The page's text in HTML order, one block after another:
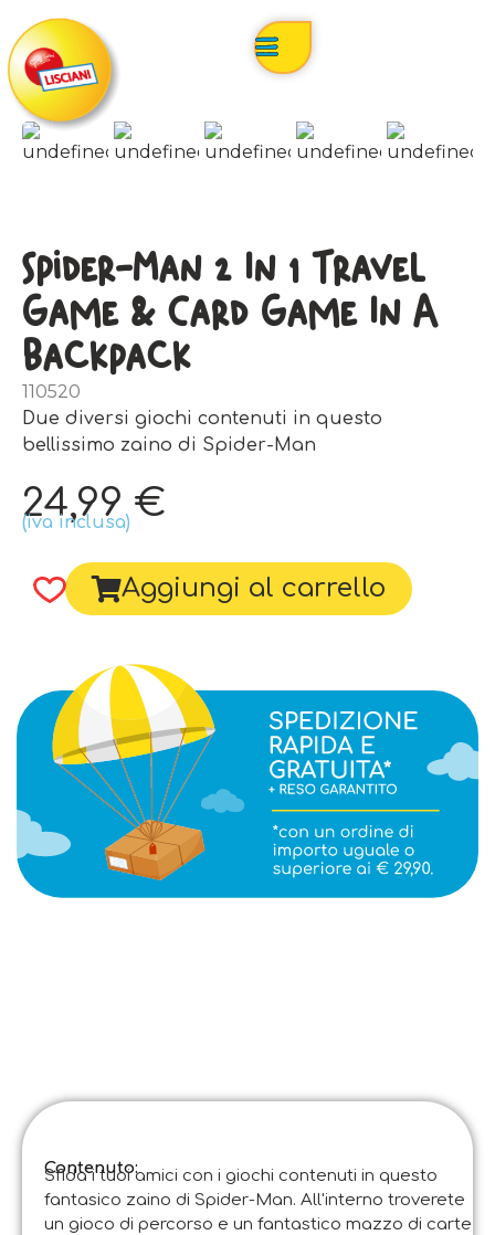
Spider-Man 2 In 1 Travel
Game & Card Game In A
Backpack
110520
Due diversi giochi contenuti in questo
bellissimo zaino di Spider-Man
24,99€
(iva inclusa)
Aggiungi al carrello
Contenuto:
Sfida i tuoi amici con i giochi contenuti in questo
fantasico zaino di Spider-Man. All'interno troverete
un gioco di percorso e un fantastico mazzo di carte